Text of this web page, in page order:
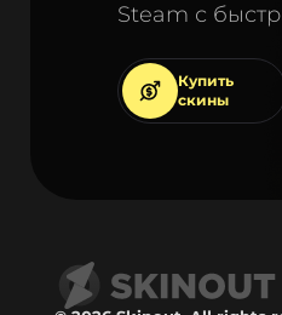
Steam с
Купить
скины